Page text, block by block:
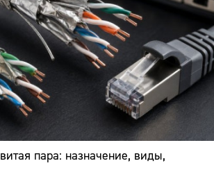
пара: назначение, виды,